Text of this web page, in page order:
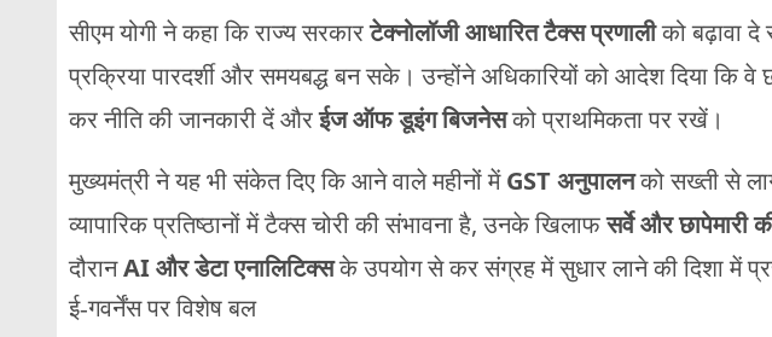
सीएम योगी ने कहा कि राज्य सरकारटेक्नोलॉजी आधारित टैक्स प्रणालीको बढ़ावा
प्रक्रिया पारदर्शी और समयबद्ध बन सके। उन्होंने अधिकारियों को आदेश दिया कि वे
कर नीति की जानकारी दें औरईज ऑफ डूइंग बिजनेसको प्राथमिकता पर रखें।
मुख्यमंत्री ने यह भी संकेत दिए कि आने वाले महीनों मेंGST अनुपालनको सख्ती से
व्यापारिक प्रतिष्ठानों में टैक्स चोरी की संभावना है, उनके खिलाफसर्वे और छापेमारी
दौरानAI और डेटा एनालिटिक्सके उपयोग से कर संग्रह में सुधार लाने की दिशा में
ई-गवर्नेंस पर विशेष बल